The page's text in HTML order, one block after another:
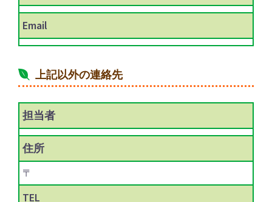
Email
上記以外の連絡先
担当者
住所
〒
TEL